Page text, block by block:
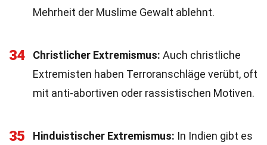
Mehrheit der Muslime Gewalt ablehnt.
34 Christlicher Extremismus: Auch christliche
Extremisten haben Terroranschläge verübt, oft
mit anti-abortiven oder rassistischen Motiven.
35 Hinduistischer Extremismus: In Indien gibt es